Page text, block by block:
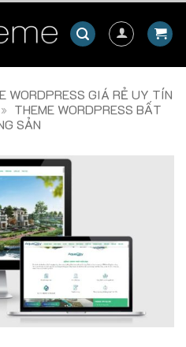
WORDPRESS GIÁ RẺ UY TÍN
» THEME WORDPRESS BẤT
SẢN